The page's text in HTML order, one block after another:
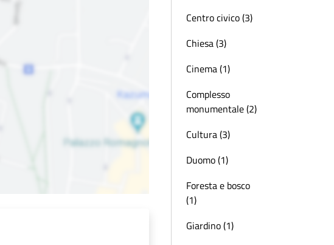
Centro civico (3)
Chiesa (3)
Cinema (1)
Complesso
monumentale (2)
Cultura (3)
Duomo (1)
Foresta e bosco
(1)
Giardino (1)